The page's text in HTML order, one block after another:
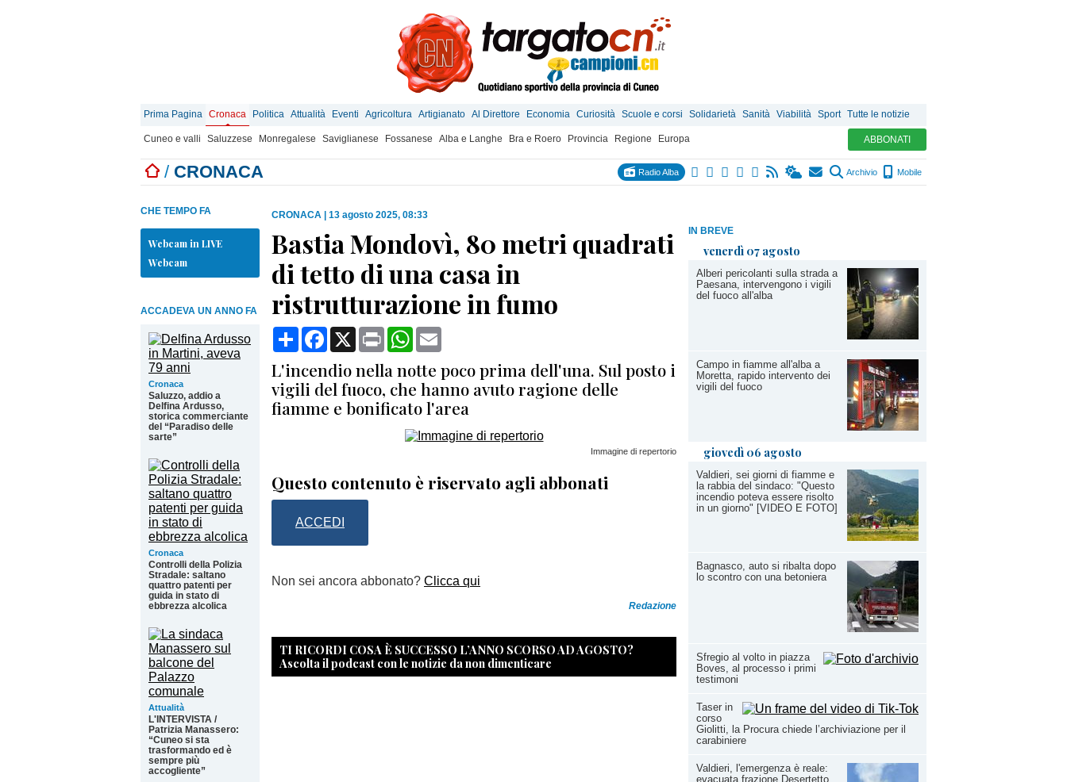
Prima Pagina Cronaca Politica Attualità Eventi Agricoltura Artigianato Al Direttore Economia Curiosità Scuole e corsi Solidarietà Sanità Viabilità Sport Tutte le notizie
Cuneo e valli Saluzzese Monregalese Saviglianese Fossanese Alba e Langhe Bra e Roero Provincia Regione Europa ABBONATI
/ CRONACA Radio Alba Archivio Mobile
IN BREVE
venerdì 07 agosto
Alberi pericolanti sulla strada a
Paesana, intervengono i vigili
del fuoco all'alba
Campo in fiamme all'alba a
Moretta, rapido intervento dei
vigili del fuoco
giovedì 06 agosto
Valdieri, sei giorni di fiamme e
la rabbia del sindaco: "Questo
incendio poteva essere risolto
in un giorno" [VIDEO E FOTO]
Bagnasco, auto si ribalta dopo
lo scontro con una betoniera
Sfregio al volto in piazza
Boves, al processo i primi
testimoni
Taser in
corso
Giolitti, la Procura chiede l’archiviazione per il
carabiniere
Valdieri, l'emergenza è reale:
evacuata frazione Desertetto
CHE TEMPO FA
Webcam in LIVE
Webcam
ACCADEVA UN ANNO FA
Cronaca
Saluzzo, addio a
Delfina Ardusso,
storica commerciante
del “Paradiso delle
sarte”
Cronaca
Controlli della Polizia
Stradale: saltano
quattro patenti per
guida in stato di
ebbrezza alcolica
Attualità
L'INTERVISTA /
Patrizia Manassero:
“Cuneo si sta
trasformando ed è
sempre più
accogliente”
CRONACA 13 agosto 2025, 08:33
Bastia Mondovì, 80 metri quadrati
di tetto di una casa in
ristrutturazione in fumo
CondividiFacebook
X Print WhatsApp
L'incendio nella notte poco prima dell'una. Sul posto i
vigili del fuoco, che hanno avuto ragione delle
fiamme e bonificato l'area
Immagine di repertorio
Questo contenuto è riservato agli abbonati
ACCEDI
Non sei ancora abbonato? Clicca qui
Redazione
TI RICORDI COSA È SUCCESSO L’ANNO SCORSO AD AGOSTO?
Ascolta il podcast con le notizie da non dimenticare